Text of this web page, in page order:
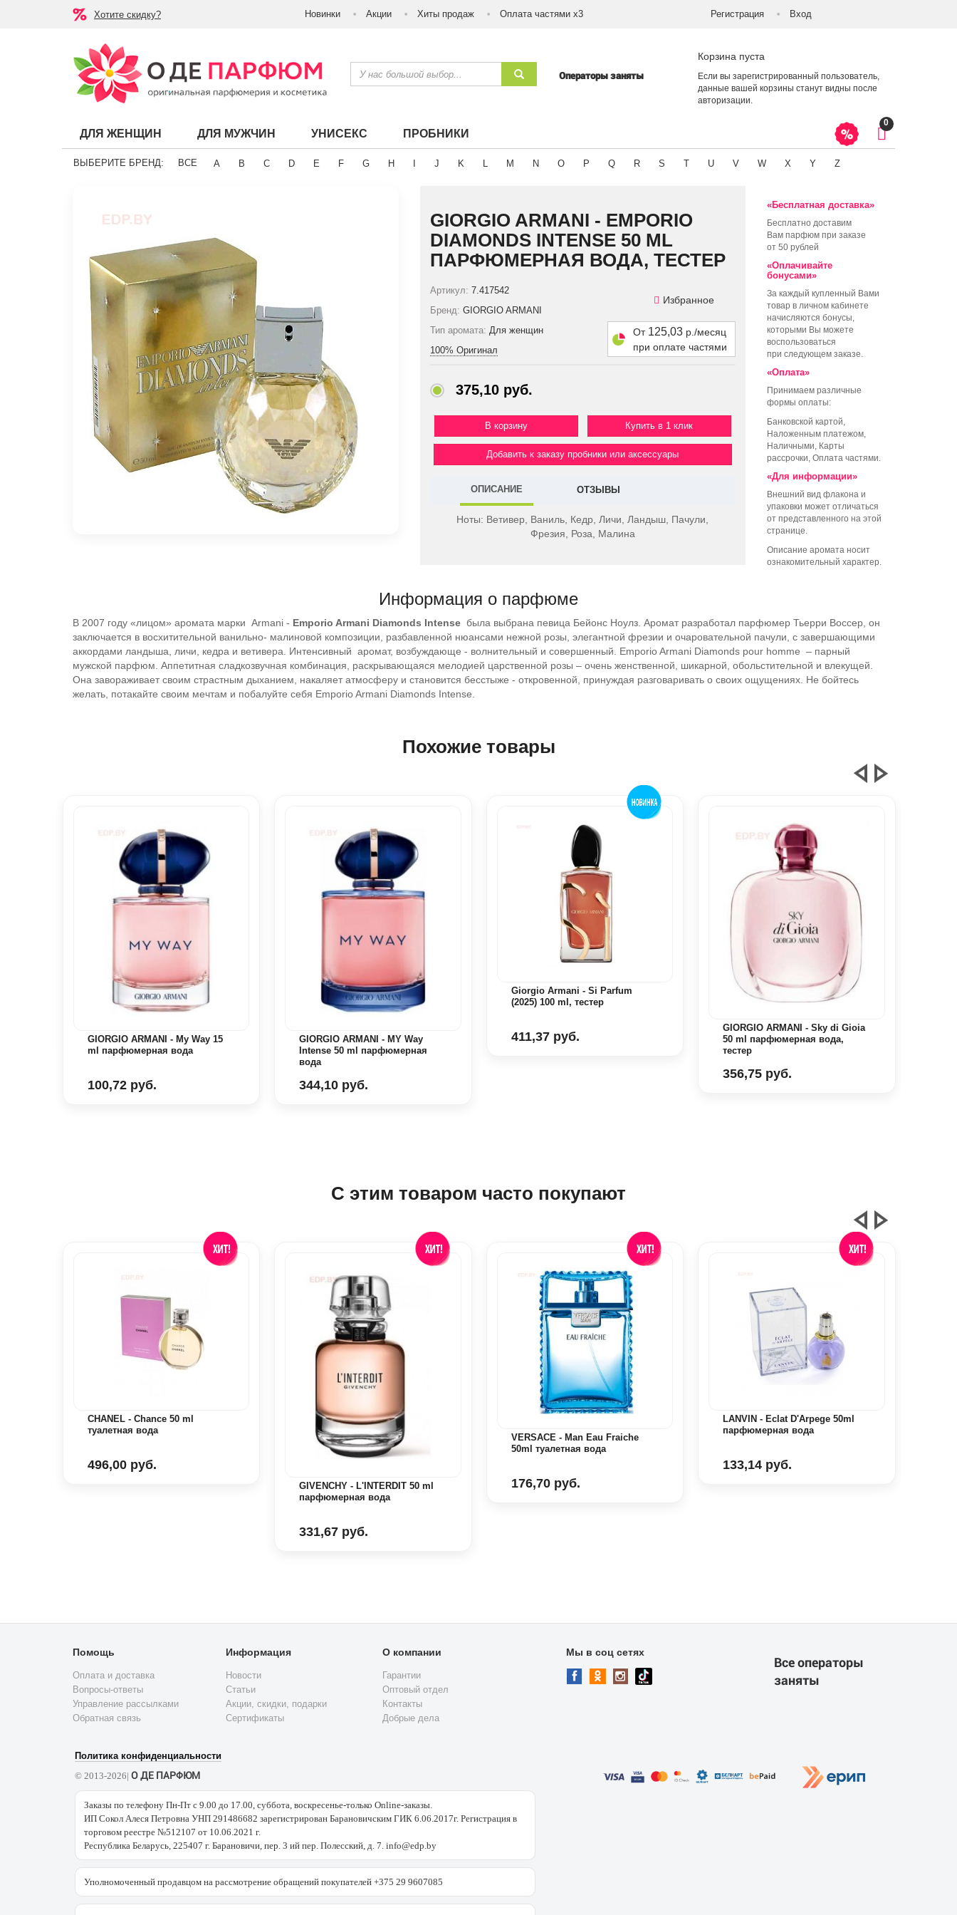
Хотите скидку? Новинки Акции Хиты продаж Оплата частями х3 Регистрация Вход
Операторы заняты
Корзина пуста
Если вы зарегистрированный пользователь,
данные вашей корзины станут видны после
авторизации
ДЛЯ ЖЕНЩИН ДЛЯ МУЖЧИН УНИСЕКС ПРОБНИКИ
0
ВЫБЕРИТЕ БРЕНД: ВСЕ A B C D E F G H J K L M N O P Q R S T U V W X Y Z
GIORGIO ARMANI - EMPORIO
DIAMONDS INTENSE 50 ML
ПАРФЮМЕРНАЯ ВОДА, ТЕСТЕР
Артикул: 7.417542
Бренд: GIORGIO ARMANI
Тип аромата: Для женщин
100% Оригинал
Избранное
От 125,03 р./месяц
при оплате частями
375,10 руб.
Купить в 1 клик
Добавить к заказу пробники или аксессуары
ОПИСАНИЕ ОТЗЫВЫ
Ноты: Ветивер, Ваниль, Кедр, Личи, Ландыш, Пачули,
Фрезия, Роза, Малина
«Бесплатная доставка»
Бесплатно доставим
Вам парфюм при заказе
от 50 рублей
«Оплачивайте
бонусами»
За каждый купленный Вами
товар в личном кабинете
начисляются бонусы,
которыми Вы можете
воспользоваться
при следующем заказе.
«Оплата»
Принимаем различные
формы оплаты:
Банковской картой,
Наложенным платежом,
Наличными, Карты
рассрочки, Оплата частями.
«Для информации»
Внешний вид флакона и
упаковки может отличаться
от представленного на этой
странице.
Описание аромата носит
ознакомительный характер.
Информация о парфюме
В 2007 году «лицом» аромата марки Armani - Emporio Armani Diamonds Intense была выбрана певица Бейонс Ноулз. Аромат разработал парфюмер Тьерри Воссер, он
заключается в восхитительной ванильно- малиновой композиции, разбавленной нюансами нежной розы, элегантной фрезии и очаровательной пачули, с завершающими
аккордами ландыша, личи, кедра и ветивера. Интенсивный аромат, возбуждающе - волнительный и совершенный. Emporio Armani Diamonds pour homme – парный
мужской парфюм. Аппетитная сладкозвучная комбинация, раскрывающаяся мелодией царственной розы – очень женственной, шикарной, обольстительной и влекущей.
Она завораживает своим страстным дыханием, накаляет атмосферу и становится бесстыже - откровенной, принуждая разговаривать о своих ощущениях. Не бойтесь
желать, потакайте своим мечтам и побалуйте себя Emporio Armani Diamonds Intense.
Похожие товары
GIORGIO ARMANI - My Way 15
ml парфюмерная вода
100,72 руб.
GIORGIO ARMANI - MY Way
Intense 50 ml парфюмерная
вода
344,10 руб.
Giorgio Armani - Si Parfum
(2025) 100 ml, тестер
411,37 руб.
GIORGIO ARMANI - Sky di Gioia
50 ml парфюмерная вода,
тестер
356,75 руб.
С этим товаром часто покупают
CHANEL - Chance 50 ml
туалетная вода
496,00 руб.
GIVENCHY - L'INTERDIT 50 ml
парфюмерная вода
331,67 руб.
VERSACE - Man Eau Fraiche
50ml туалетная вода
176,70 руб.
LANVIN - Eclat D'Arpege 50ml
парфюмерная вода
133,14 руб.
Помощь
Оплата и доставка
Вопросы-ответы
Управление рассылками
Обратная связь
Информация
Новости
Статьи
Акции, скидки, подарки
Сертификаты
О компании
Гарантии
Оптовый отдел
Контакты
Добрые дела
Мы в соц сетях
Все операторы
заняты
Политика конфиденциальности
© 2013-2026| О ДЕ ПАРФЮМ
Заказы по телефону Пн-Пт с 9.00 до 17.00, суббота, воскресенье-только Online-заказы.
ИП Сокол Алеся Петровна УНП 291486682 зарегистрирован Барановичским ГИК 6.06.2017г. Регистрация в
торговом реестре №512107 от 10.06.2021 г.
Республика Беларусь, 225407 г. Барановичи, пер. 3 ий пер. Полесский, д. 7. info@edp.by
Уполномоченный продавцом на рассмотрение обращений покупателей +375 29 9607085